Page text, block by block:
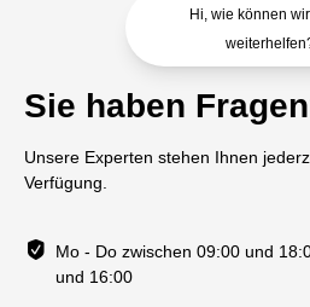
Hi, wie können
Sie haben
Unsere Experten stehen Ihnen
Verfügung.
Mo - Do zwischen 09:00 und
und 16:00